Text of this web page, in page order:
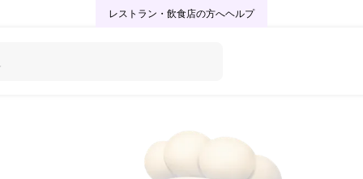
レストラン・飲食店の方へヘルプ